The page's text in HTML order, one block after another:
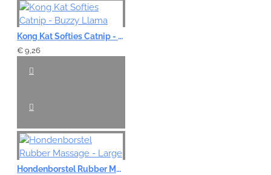
Note: HTML-code wordt niet vertaald!
Waardering:
Kong Kat Softies Catnip - Buzzy Llama
€ 9,26
Hondenborstel Rubber Massage - Large